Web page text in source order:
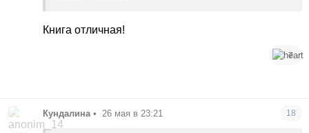
Книга отличная!
7
Кундалина • 26 мая в 23:21 18